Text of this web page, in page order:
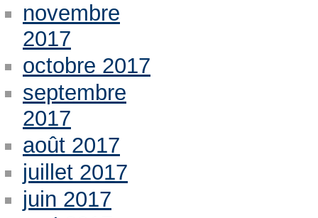
novembre
2017
octobre 2017
septembre
2017
août 2017
juillet 2017
juin 2017